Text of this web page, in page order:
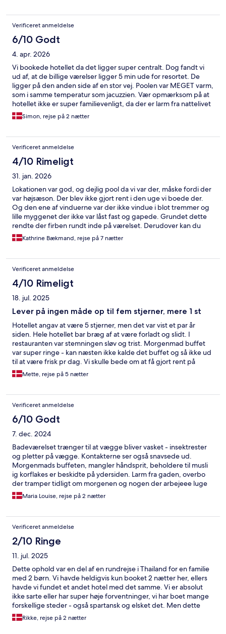
Verificeret anmeldelse
6/10 Godt
4. apr. 2026
Vi bookede hotellet da det ligger super centralt. Dog fandt vi
ud af, at de billige værelser ligger 5 min ude for resortet. De
ligger på den anden side af en stor vej. Poolen var MEGET varm,
som i samme temperatur som jacuzzien. Vær opmærksom på at
hotellet ikke er super familievenligt, da der er larm fra nattelivet
og folk der ryger hash ved poolen.
Simon, rejse på 2 nætter
Verificeret anmeldelse
4/10 Rimeligt
31. jan. 2026
Lokationen var god, og dejlig pool da vi var der, måske fordi der
var højsæson. Der blev ikke gjort rent i den uge vi boede der.
Og den ene af vinduerne var der ikke vindue i blot tremmer og
lille myggenet der ikke var låst fast og gapede. Grundet dette
rendte der firben rundt inde på værelset. Derudover kan du
høre musikken indtil kl 3 om natten
Kathrine Bækmand, rejse på 7 nætter
Verificeret anmeldelse
4/10 Rimeligt
18. jul. 2025
Lever på ingen måde op til fem stjerner, mere 1 st
Hotellet angav at være 5 stjerner, men det var vist et par år
siden. Hele hotellet bar bræg af at være forladt og slidt. I
restauranten var stemningen sløv og trist. Morgenmad buffet
var super ringe - kan næsten ikke kalde det buffet og så ikke ud
til at være frisk pr dag. Vi skulle bede om at få gjort rent på
værelset samt skiftet håndklæder. Ville vælge andet hotel næste
gang. Positivt at de havde fri transfer til havnen
Mette, rejse på 5 nætter
Verificeret anmeldelse
6/10 Godt
7. dec. 2024
Badeværelset trænger til at vægge bliver vasket - insektrester
og pletter på vægge. Kontakterne ser også snavsede ud.
Morgenmads buffeten, mangler håndsprit, beholdere til musli
ig korflakes er beskidte på ydersiden. Larm fra gaden, overbo
der tramper tidligt om morgenen og nogen der arbejeee luge
omkring hotelværelse kl 7 om morgenen. Værelset var
rummeligt og fint, hyggelig terrasse. Fin service i receptionen.
Maria Louise, rejse på 2 nætter
Verificeret anmeldelse
2/10 Ringe
11. jul. 2025
Dette ophold var en del af en rundrejse i Thailand for en familie
med 2 børn. Vi havde heldigvis kun booket 2 nætter her, ellers
havde vi fundet et andet hotel med det samme. Vi er absolut
ikke sarte eller har super høje forventninger, vi har boet mange
forskellige steder - også spartansk og elsket det. Men dette
sted kan vi absolut ikke anbefale! Hotellet er nedslidt.
Personalet er overhovedet ikke smilende, høflige eller
Rikke, rejse på 2 nætter